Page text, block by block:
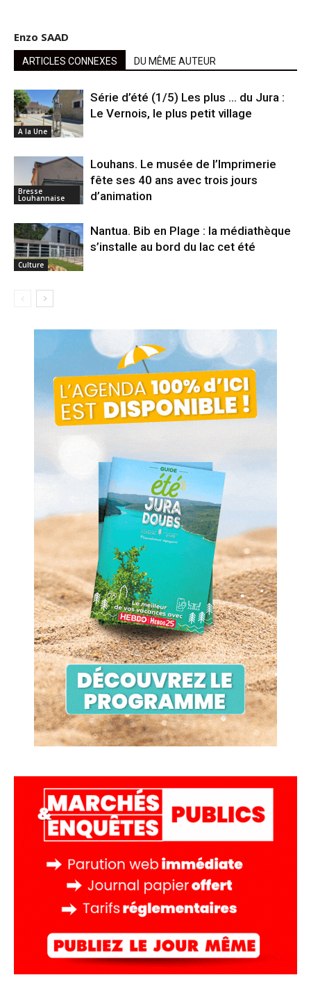
Enzo SAAD
ARTICLES CONNEXES DU MÊME AUTEUR
A la Une
Série d’été (1/5) Les plus … du Jura :
Le Vernois, le plus petit village
Bresse
Louhannaise
Louhans. Le musée de l’Imprimerie
fête ses 40 ans avec trois jours
d’animation
Culture
Nantua. Bib en Plage : la médiathèque
s’installe au bord du lac cet été